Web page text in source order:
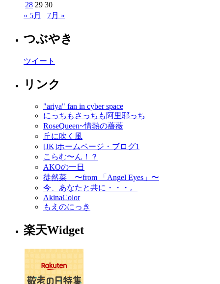
28 29 30
« 5月
7月 »
つぶやき
ツイート
リンク
"ariya" fan in cyber space
にっちもさっちも阿里耶っち
RoseQueen~情熱の薔薇
丘に吹く風
[JK]ホームページ・ブログ1
こらむ〜ん！？
AKOの一日
徒然菜 〜from 「Angel Eyes」〜
今、あなたと共に・・・。
AkinaColor
もえのにっき
楽天Widget